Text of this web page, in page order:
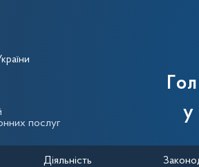
Державної
послуг
у
Діяльність